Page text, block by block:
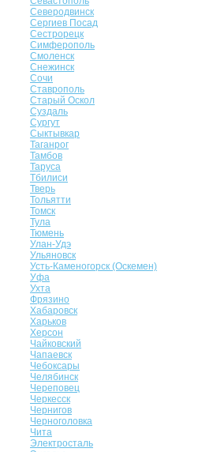
Северодвинск
Сергиев Посад
Сестрорецк
Симферополь
Смоленск
Снежинск
Сочи
Ставрополь
Старый Оскол
Суздаль
Сургут
Сыктывкар
Таганрог
Тамбов
Таруса
Тбилиси
Тверь
Тольятти
Томск
Тула
Тюмень
Улан-Удэ
Ульяновск
Усть-Каменогорск (Оскемен)
Уфа
Ухта
Фрязино
Хабаровск
Харьков
Херсон
Чайковский
Чапаевск
Чебоксары
Челябинск
Череповец
Черкесск
Чернигов
Черноголовка
Чита
Электросталь